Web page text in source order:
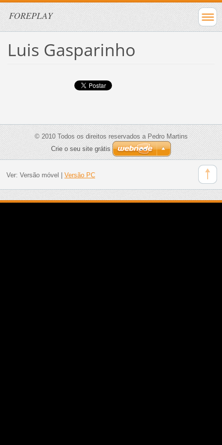
FOREPLAY
Luis Gasparinho
© 2010 Todos os direitos reservados a Pedro Martins
Crie o seu site grátis
Ver: Versão móvel | Versão PC